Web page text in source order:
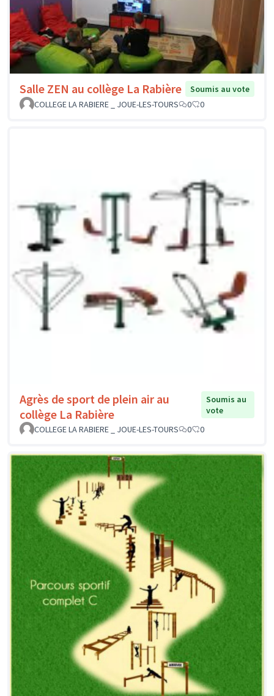
Salle ZEN au collège La Rabière
Soumis au vote
COLLEGE LA RABIERE _ JOUE-LES-TOURS
0 0
Agrès de sport de plein air au
collège La Rabière
Soumis au
vote
COLLEGE LA RABIERE _ JOUE-LES-TOURS
0 0